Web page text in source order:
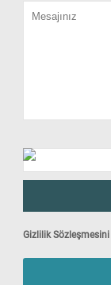
Gizlilik Sözleşmesini